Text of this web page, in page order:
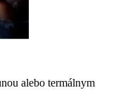
alebo termálnym